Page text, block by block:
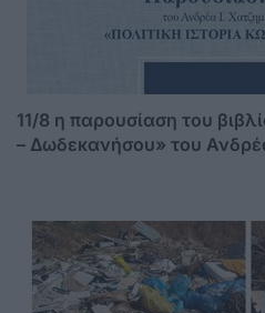
11/8 η παρουσίαση του
– Δωδεκανήσου» του